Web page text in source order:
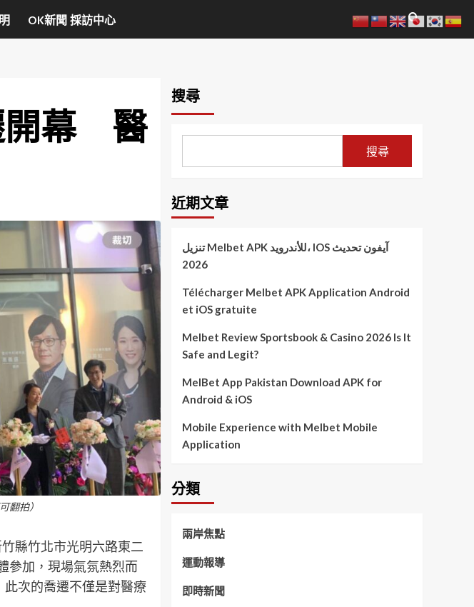
OK新聞 採訪中心
開幕 醫
翻拍）
縣竹北市光明六路東二
參加，現場氣氛熱烈而
次的喬遷不僅是對醫療
搜尋
搜尋
近期文章
تنزيل Melbet APK للأندرويد، IOS آيفون تحديث
2026
Télécharger Melbet APK Application Android
et iOS gratuite
Melbet Review Sportsbook & Casino 2026 Is It
Safe and Legit?
MelBet App Pakistan Download APK for
Android & iOS
Mobile Experience with Melbet Mobile
Application
分類
兩岸焦點
運動報導
即時新聞